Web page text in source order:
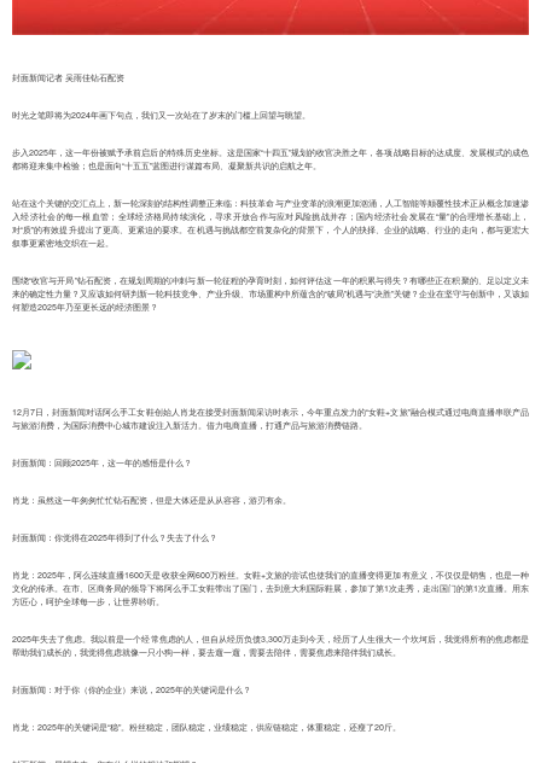
封面新闻记者 吴雨佳钻石配资
时光之笔即将为2024年画下句点，我们又一次站在了岁末的门槛上回望与眺望。
步入2025年，这一年份被赋予承前启后的特殊历史坐标。这是国家“十四五”规划的收官决胜之年，各项战略目标的达成度、发展模式的成色
都将迎来集中检验；也是面向“十五五”蓝图进行谋篇布局、凝聚新共识的启航之年。
站在这个关键的交汇点上，新一轮深刻的结构性调整正来临：科技革命与产业变革的浪潮更加汹涌，人工智能等颠覆性技术正从概念加速渗
入经济社会的每一根血管；全球经济格局持续演化，寻求开放合作与应对风险挑战并存；国内经济社会发展在“量”的合理增长基础上，
对“质”的有效提升提出了更高、更紧迫的要求。在机遇与挑战都空前复杂化的背景下，个人的抉择、企业的战略、行业的走向，都与更宏大
叙事更紧密地交织在一起。
围绕“收官与开局”钻石配资，在规划周期的冲刺与新一轮征程的孕育时刻，如何评估这一年的积累与得失？有哪些正在积聚的、足以定义未
来的确定性力量？又应该如何研判新一轮科技竞争、产业升级、市场重构中所蕴含的“破局”机遇与“决胜”关键？企业在坚守与创新中，又该如
何塑造2025年乃至更长远的经济图景？
12月7日，封面新闻对话阿么手工女鞋创始人肖龙在接受封面新闻采访时表示，今年重点发力的“女鞋+文旅”融合模式通过电商直播串联产品
与旅游消费，为国际消费中心城市建设注入新活力。借力电商直播，打通产品与旅游消费链路。
封面新闻：回顾2025年，这一年的感悟是什么？
肖龙：虽然这一年匆匆忙忙钻石配资，但是大体还是从从容容，游刃有余。
封面新闻：你觉得在2025年得到了什么？失去了什么？
肖龙：2025年，阿么连续直播1600天是收获全网600万粉丝。女鞋+文旅的尝试也使我们的直播变得更加有意义，不仅仅是销售，也是一种
文化的传承。在市、区商务局的领导下将阿么手工女鞋带出了国门，去到意大利国际鞋展，参加了第1次走秀，走出国门的第1次直播。用东
方匠心，呵护全球每一步，让世界耹听。
2025年失去了焦虑。我以前是一个经常焦虑的人，但自从经历负债3,300万走到今天，经历了人生很大一个坎坷后，我觉得所有的焦虑都是
帮助我们成长的，我觉得焦虑就像一只小狗一样，要去遛一遛，需要去陪伴，需要焦虑来陪伴我们成长。
封面新闻：对于你（你的企业）来说，2025年的关键词是什么？
肖龙：2025年的关键词是“稳”。粉丝稳定，团队稳定，业绩稳定，供应链稳定，体重稳定，还瘦了20斤。